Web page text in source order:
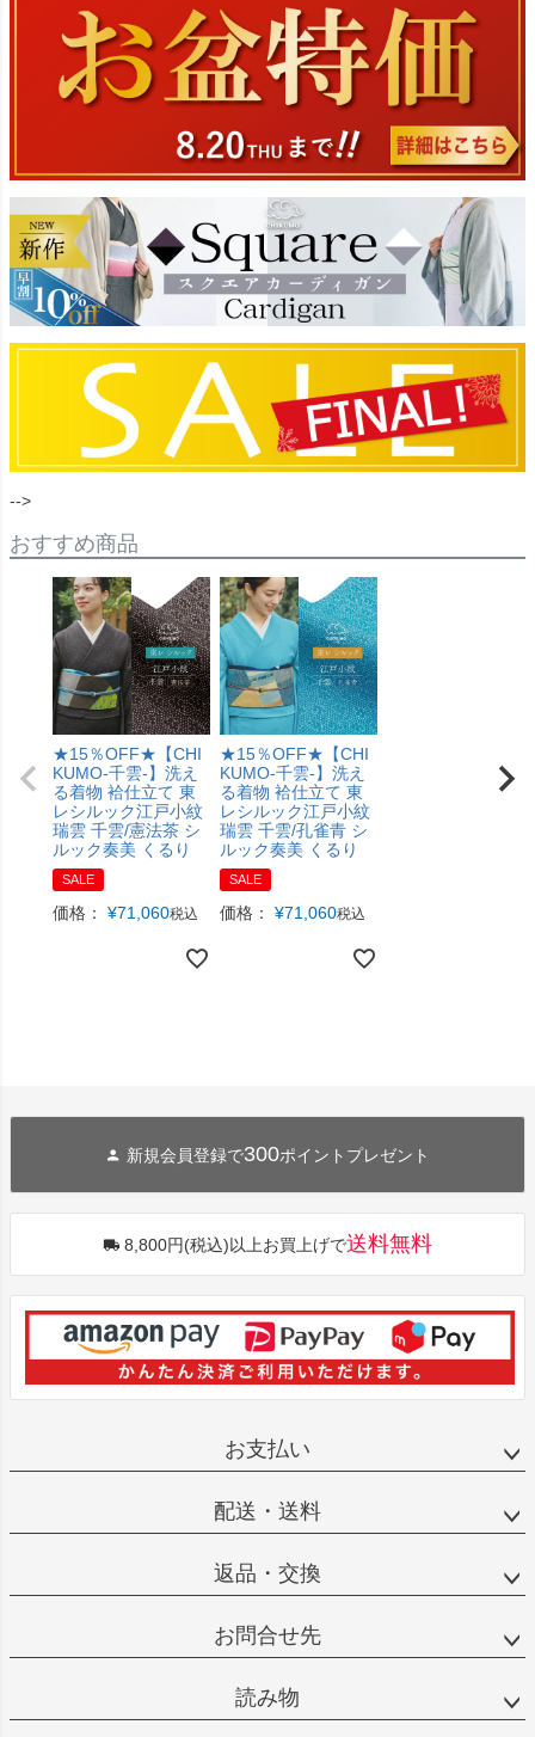
-->
おすすめ商品
★15％OFF★【CHI
KUMO-千雲-】洗え
る着物 袷仕立て 東
レシルック江戸小紋
瑞雲 千雲/憲法茶 シ
ルック奏美 くるり
SALE
価格： ¥71,060税込
★15％OFF★【CHI
KUMO-千雲-】洗え
る着物 袷仕立て 東
レシルック江戸小紋
瑞雲 千雲/孔雀青 シ
ルック奏美 くるり
SALE
価格： ¥71,060税込
新規会員登録で300ポイントプレゼント
8,800円(税込)以上お買上げで送料無料
お支払い
配送・送料
返品・交換
お問合せ先
読み物